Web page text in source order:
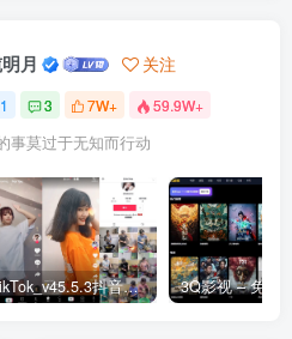
月 关注
3 7W+ 59.9W+
事莫过于无知而行动
TikTok_v45.5.3抖音国际版_免拔卡解锁全球版